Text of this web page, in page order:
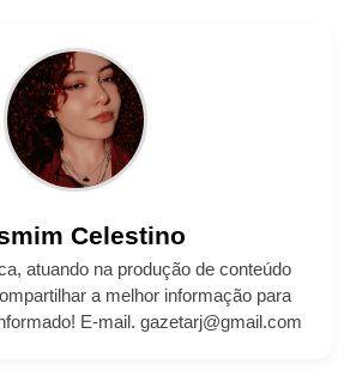
Celestino
atuando na produção de conteúdo
a melhor informação para
E-mail. gazetarj@gmail.com